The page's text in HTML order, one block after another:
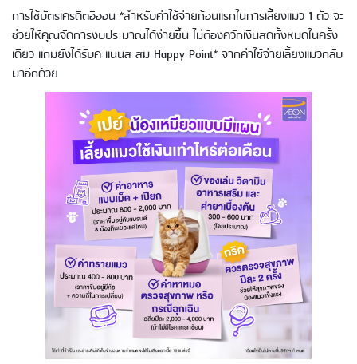
การใช้บัตรเครดิตอิออน *สำหรับค่าใช้จ่ายก้อนแรกในการเลี้ยงแมว 1 ตัว จะ
ช่วยให้คุณจัดการงบประมาณได้ง่ายขึ้น ไม่ต้องควักเงินสดทั้งหมดในครั้ง
เดียว แถมยังได้รับคะแนนสะสม Happy Point* จากค่าใช้จ่ายเลี้ยงแมวกลับ
มาอีกด้วย